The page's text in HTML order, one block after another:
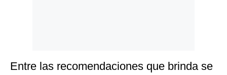
Entre las recomendaciones que brinda se